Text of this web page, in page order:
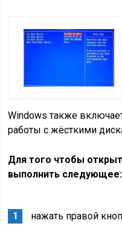
Windows также
работы с жёсткими
Для того чтобы
выполнить следующее:
нажать правой